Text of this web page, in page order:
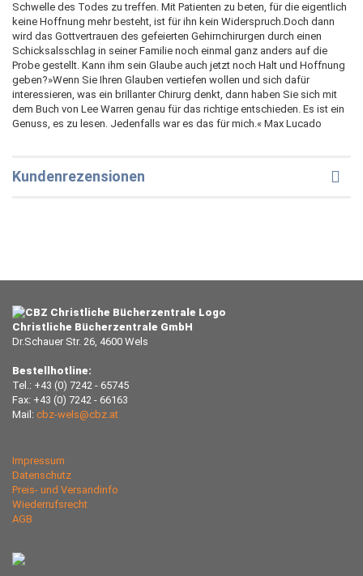
Schwelle des Todes zu treffen. Mit Patienten zu beten, für die eigentlich
keine Hoffnung mehr besteht, ist für ihn kein Widerspruch.Doch dann
wird das Gottvertrauen des gefeierten Gehirnchirurgen durch einen
Schicksalsschlag in seiner Familie noch einmal ganz anders auf die
Probe gestellt. Kann ihm sein Glaube auch jetzt noch Halt und Hoffnung
geben?»Wenn Sie Ihren Glauben vertiefen wollen und sich dafür
interessieren, was ein brillanter Chirurg denkt, dann haben Sie sich mit
dem Buch von Lee Warren genau für das richtige entschieden. Es ist ein
Genuss, es zu lesen. Jedenfalls war es das für mich.« Max Lucado
Kundenrezensionen
Christliche Bücherzentrale GmbH
Dr.Schauer Str. 26, 4600 Wels
Bestellhotline:
Tel.: +43 (0) 7242 - 65745
Fax: +43 (0) 7242 - 66163
Mail: cbz-wels@cbz.at
Impressum
Datenschutz
Preis- und Versandinfo
Wiederrufsrecht
AGB